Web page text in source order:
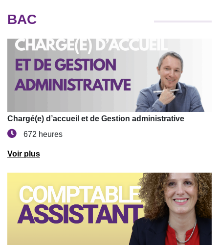
BAC
Chargé(e) d’accueil et de Gestion administrative
672 heures
Voir plus